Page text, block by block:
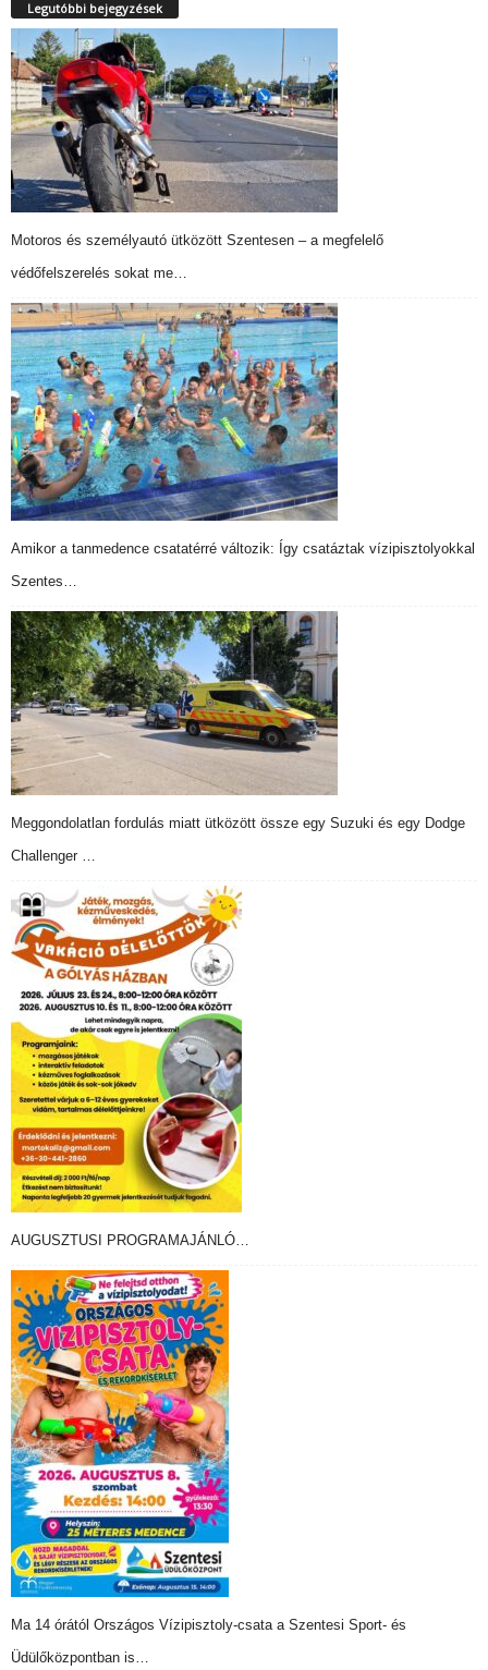
Legutóbbi bejegyzések
Motoros és személyautó ütközött Szentesen – a megfelelő
védőfelszerelés sokat me…
Amikor a tanmedence csatatérré változik: Így csatáztak vízipisztolyokkal
Szentes…
Meggondolatlan fordulás miatt ütközött össze egy Suzuki és egy Dodge
Challenger …
AUGUSZTUSI PROGRAMAJÁNLÓ…
Ma 14 órától Országos Vízipisztoly-csata a Szentesi Sport- és
Üdülőközpontban is…